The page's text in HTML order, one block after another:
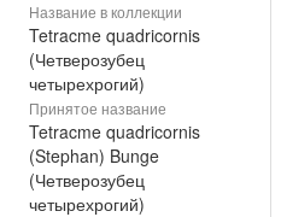
Название в коллекции
Tetracme quadricornis
(Четверозубец
четырехрогий)
Принятое название
Tetracme quadricornis
(Stephan) Bunge
(Четверозубец
четырехрогий)